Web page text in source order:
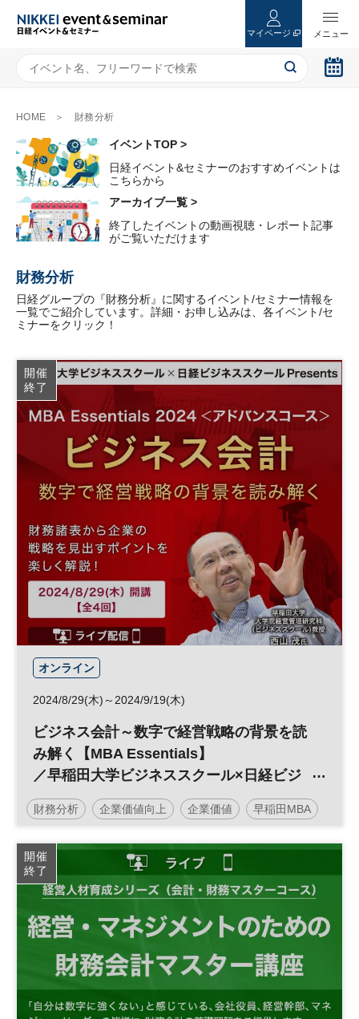
マイページ
HOME 財務分析
イベントTOP >
日経イベント&セミナーのおすすめイベントは
こちらから
アーカイブ一覧 >
終了したイベントの動画視聴・レポート記事
がご覧いただけます
財務分析
日経グループの『財務分析』に関するイベント/セミナー情報を
一覧でご紹介しています。詳細・お申し込みは、各イベント/セ
ミナーをクリック！
開催
終了
オンライン
2024/8/29(木)～2024/9/19(木)
ビジネス会計～数字で経営戦略の背景を読
み解く【MBA Essentials】
／早稲田大学ビジネススクール×日経ビジ
ネススクール
財務分析 企業価値向上 企業価値 早稲田MBA
早稲田大学ビジネススクール 経営 会計
グローバル 日経ビジネススクール 平日夜開催
開催
終了